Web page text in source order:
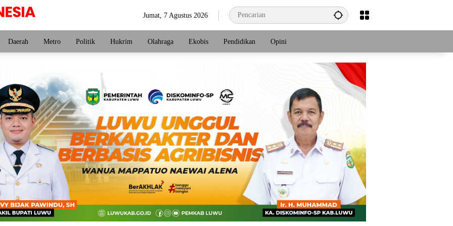
Jumat, 7 Agustus 2026
Daerah Metro Politik Hukrim Olahraga Ekobis Pendidikan Opini